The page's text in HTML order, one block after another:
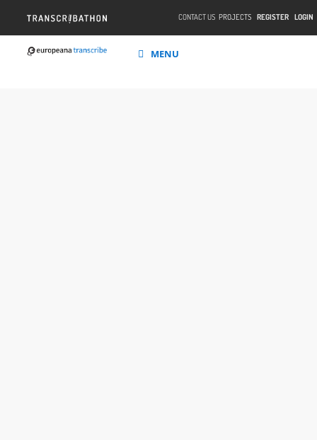
CONTACT US PROJECTS REGISTER LOGIN
MENU